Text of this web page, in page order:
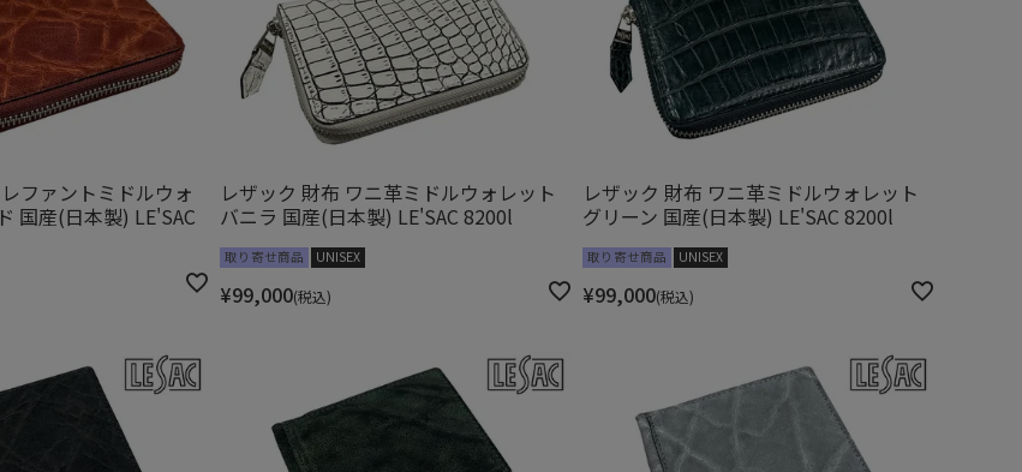
ファントミドルウォ
国産(日本製) LE'SAC
レザック 財布 ワニ革ミドルウォレット
バニラ 国産(日本製) LE'SAC 8200l
取り寄せ商品 UNISEX
¥99,000 税込
レザック 財布 ワニ革ミドルウォレット
グリーン 国産(日本製) LE'SAC 8200l
取り寄せ商品 UNISEX
¥99,000 税込